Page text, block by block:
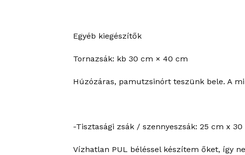
Egyéb kiegészítők
Tornazsák: kb 30 cm × 40 cm
Húzózáras, pamutzsinórt teszünk bele. A
-Tisztasági zsák / szennyeszsák: 25 cm x 30
Vízhatlan PUL béléssel készítem őket, így